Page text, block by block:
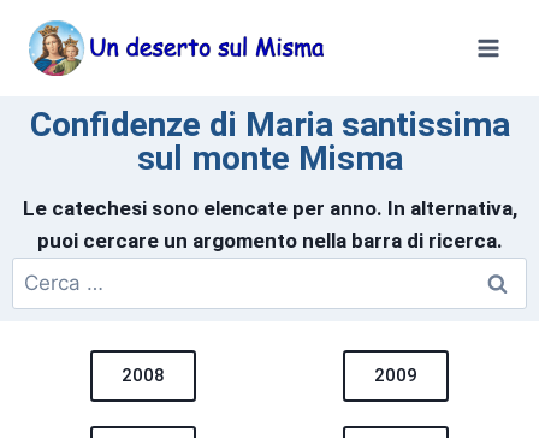
Confidenze di Maria santissima
sul monte Misma
Le catechesi sono elencate per anno. In alternativa,
puoi cercare un argomento nella barra di ricerca.
2008 2009